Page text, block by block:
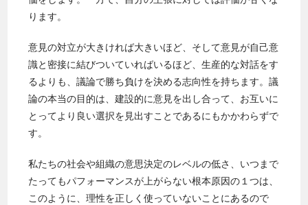
ります。
意見の対立が大きければ大きいほど、そして意見が自己意
識と密接に結びついていればいるほど、生産的な対話をす
るよりも、議論で勝ち負けを決める志向性を持ちます。議
論の本当の目的は、建設的に意見を出し合って、お互いに
とってより良い選択を見出すことであるにもかかわらずで
す。
私たちの社会や組織の意思決定のレベルの低さ、いつまで
たってもパフォーマンスが上がらない根本原因の１つは、
このように、理性を正しく使っていないことにあるので